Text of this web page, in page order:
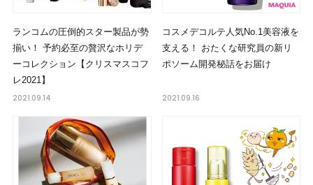
ランコムの圧倒的スター製品が勢
揃い！ 予約必至の贅沢なホリデ
ーコレクション【クリスマスコフ
レ2021】
2021.09.14
コスメデコルテ人気No.1美容液を
支える！ おたくな研究員の新リ
ポソーム開発秘話をお届け
2021.09.16